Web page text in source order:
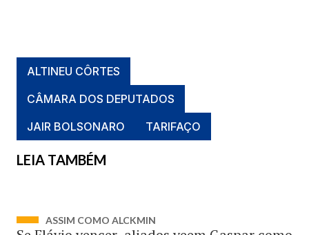
ALTINEU CÔRTES
CÂMARA DOS DEPUTADOS
JAIR BOLSONARO
TARIFAÇO
LEIA TAMBÉM
ASSIM COMO ALCKMIN